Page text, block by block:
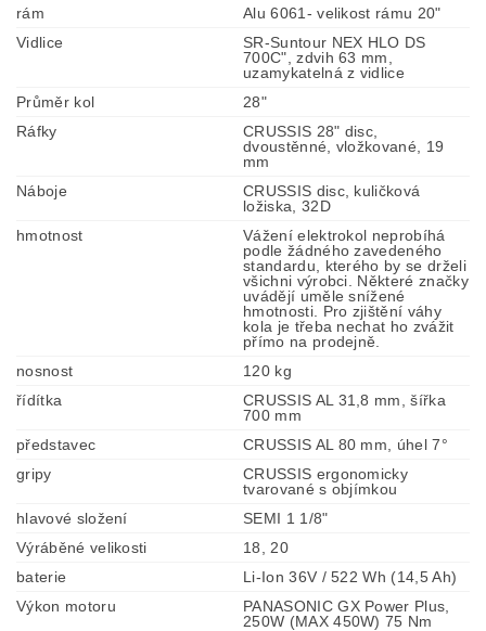
rám
Alu 6061- velikost rámu 20"
Vidlice
SR-Suntour NEX HLO DS
700C", zdvih 63 mm,
uzamykatelná z vidlice
Průměr kol
28"
Ráfky
CRUSSIS 28" disc,
dvoustěnné, vložkované, 19
mm
Náboje
CRUSSIS disc, kuličková
ložiska, 32D
hmotnost
Vážení elektrokol neprobíhá
podle žádného zavedeného
standardu, kterého by se drželi
všichni výrobci. Některé značky
uvádějí uměle snížené
hmotnosti. Pro zjištění váhy
kola je třeba nechat ho zvážit
přímo na prodejně.
nosnost
120 kg
řídítka
CRUSSIS AL 31,8 mm, šířka
700 mm
představec
CRUSSIS AL 80 mm, úhel 7°
gripy
CRUSSIS ergonomicky
tvarované s objímkou
hlavové složení
SEMI 1 1/8"
Výráběné velikosti
18, 20
baterie
Li-Ion 36V / 522 Wh (14,5 Ah)
Výkon motoru
PANASONIC GX Power Plus,
250W (MAX 450W) 75 Nm